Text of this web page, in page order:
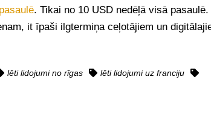
. Tikai no 10 USD nedēļā visā
it īpaši ilgtermiņa ceļotājiem un
lēti lidojumi no rīgas
lēti lidojumi uz franciju